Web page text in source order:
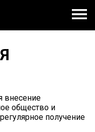
внесение
общество и
получение